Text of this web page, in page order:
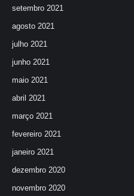
setembro 2021
agosto 2021
julho 2021
junho 2021
maio 2021
abril 2021
março 2021
fevereiro 2021
janeiro 2021
dezembro 2020
novembro 2020